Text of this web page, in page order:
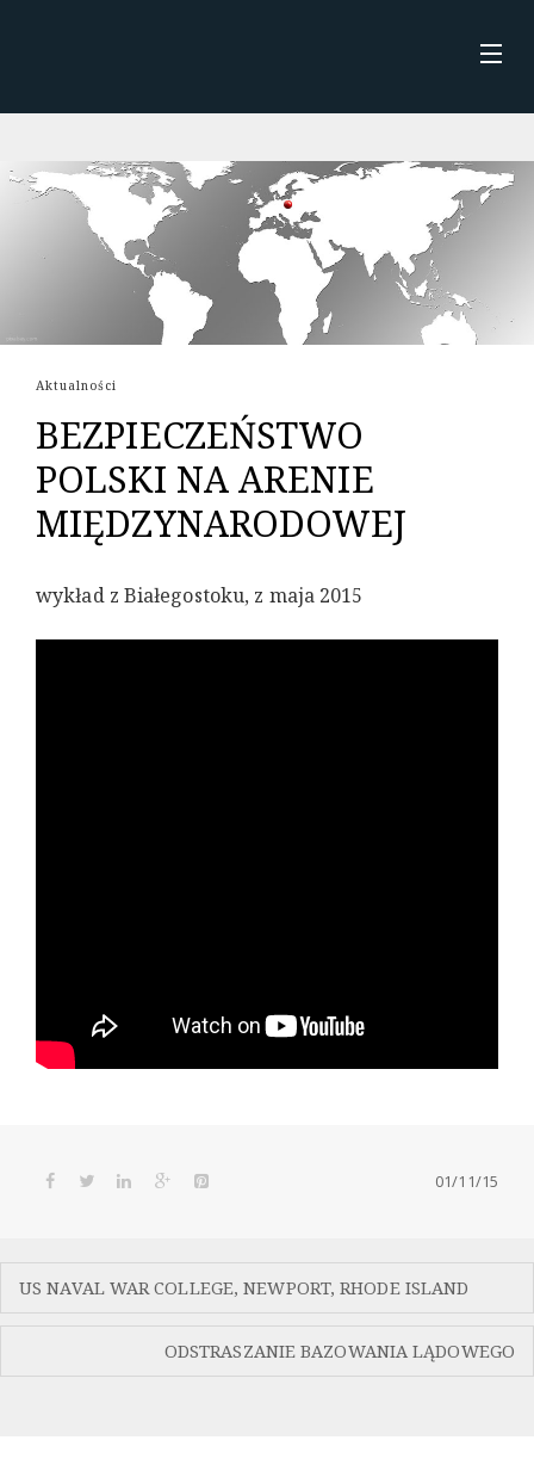
AKTUALNOŚCI
O MNIE
Aktualności
BEZPIECZEŃSTWO
POLSKI NA ARENIE
MIĘDZYNARODOWEJ
wykład z Białegostoku, z maja 2015
01/11/15
Nawigacja
wpisu
US NAVAL WAR COLLEGE, NEWPORT, RHODE ISLAND
ODSTRASZANIE BAZOWANIA LĄDOWEGO